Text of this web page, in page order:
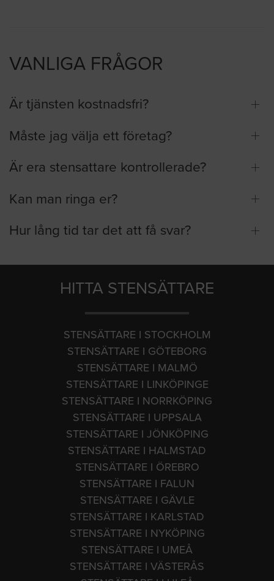
VANLIGA FRÅGOR
Är tjänsten kostnadsfri?
Måste jag välja ett företag?
Är era stensattare kontrollerade?
Kan man ringa er?
Hur lång tid tar det att få svar?
HITTA STENSÄTTARE
STENSÄTTARE I STOCKHOLM
STENSÄTTARE I GÖTEBORG
STENSÄTTARE I MALMÖ
STENSÄTTARE I LINKÖPINGE
STENSÄTTARE I NORRKÖPING
STENSÄTTARE I UPPSALA
STENSÄTTARE I JÖNKÖPING
STENSÄTTARE I HALMSTAD
STENSÄTTARE I ÖREBRO
STENSÄTTARE I FALUN
STENSÄTTARE I GÄVLE
STENSÄTTARE I KARLSTAD
STENSÄTTARE I NYKÖPING
STENSÄTTARE I UMEÅ
STENSÄTTARE I VÄSTERÅS